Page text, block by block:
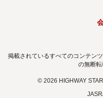
掲載されているすべてのコンテン
の無断転
© 2026 HIGHWAY